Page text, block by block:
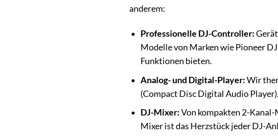
anderem:
Professionelle DJ-Controller:
Modelle von Marken wie Pioneer
Funktionen bieten.
Analog- und Digital-Player:Wir
(Compact Disc Digital Audio
DJ-Mixer:Von kompakten 2-
Mixer ist das Herzstück jeder DJ-